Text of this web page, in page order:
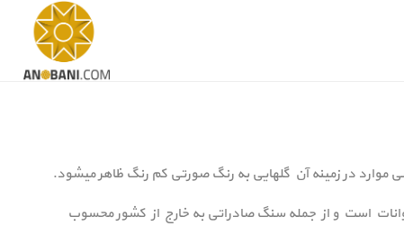
در زمینه آن گلهایی به رنگ صورتی کم رنگ ظاهر میشود.
است و از جمله سنگ صادراتی به خارج از کشور محسوب